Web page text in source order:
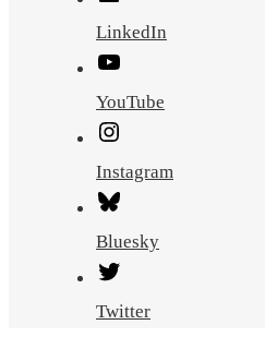
LinkedIn
YouTube
Instagram
Bluesky
Twitter